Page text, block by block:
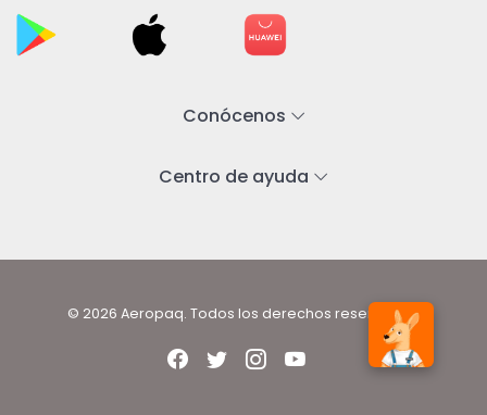
Conócenos
Centro de ayuda
© 2026 Aeropaq. Todos los derechos reservados.